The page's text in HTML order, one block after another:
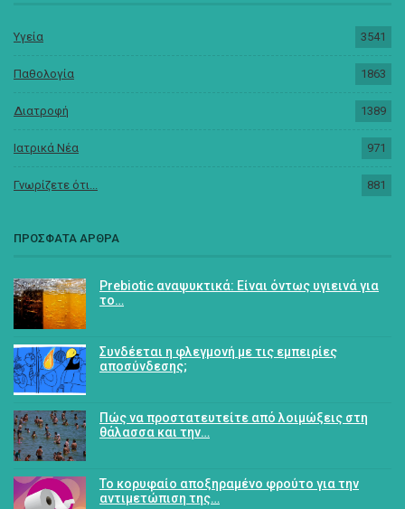
Υγεία 3541
Παθολογία 1863
Διατροφή 1389
Ιατρικά Νέα 971
Γνωρίζετε ότι... 881
ΠΡΟΣΦΑΤΑ ΑΡΘΡΑ
Prebiotic αναψυκτικά: Είναι όντως υγιεινά για
το…
Συνδέεται η φλεγμονή με τις εμπειρίες
αποσύνδεσης;
Πώς να προστατευτείτε από λοιμώξεις στη
θάλασσα και την…
Το κορυφαίο αποξηραμένο φρούτο για την
αντιμετώπιση της…